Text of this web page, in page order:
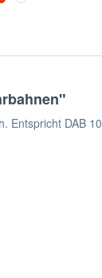
DAB